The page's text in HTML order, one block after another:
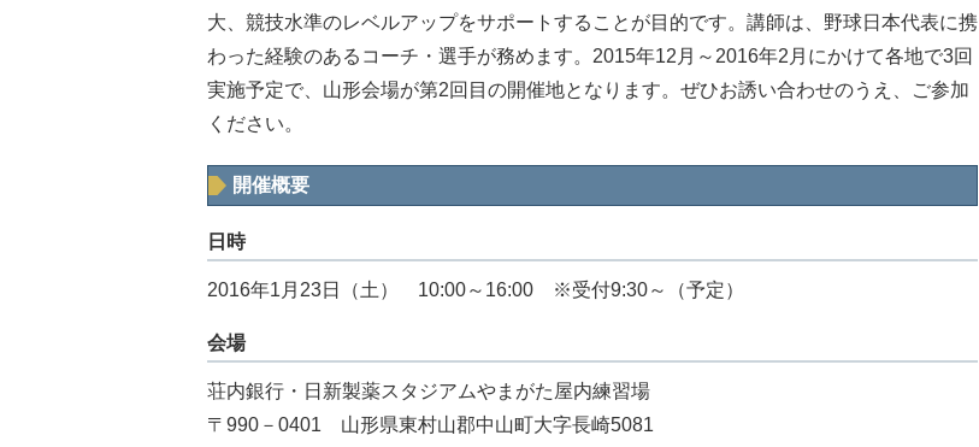
大、競技水準のレベルアップをサポートすることが目的です。講師は、野球日本代表に携
わった経験のあるコーチ・選手が務めます。2015年12月～2016年2月にかけて各地で3回
実施予定で、山形会場が第2回目の開催地となります。ぜひお誘い合わせのうえ、ご参加
ください。
開催概要
日時
2016年1月23日（土） 10:00～16:00 ※受付9:30～（予定）
会場
荘内銀行・日新製薬スタジアムやまがた屋内練習場
〒990－0401 山形県東村山郡中山町大字長崎5081